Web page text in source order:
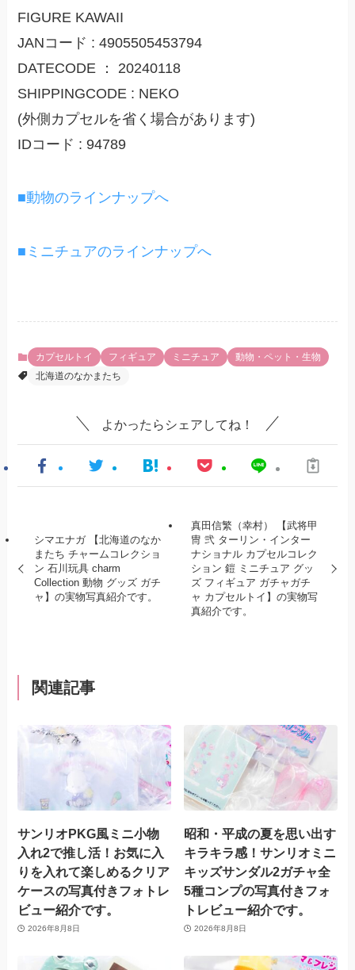
FIGURE KAWAII
JANコード : 4905505453794
DATECODE ： 20240118
SHIPPINGCODE : NEKO
(外側カプセルを省く場合があります)
IDコード : 94789
■動物のラインナップへ
■ミニチュアのラインナップへ
カプセルトイ フィギュア ミニチュア
動物・ペット・生物
北海道のなかまたち
よかったらシェアしてね！
シマエナガ 【北海道のなか
またち チャームコレクショ
ン 石川玩具 charm
Collection 動物 グッズ ガチ
ャ】の実物写真紹介です。
真田信繁（幸村） 【武将甲
冑 弐 ターリン・インター
ナショナル カプセルコレク
ション 鎧 ミニチュア グッ
ズ フィギュア ガチャガチ
ャ カプセルトイ】の実物写
真紹介です。
関連記事
サンリオPKG風ミニ小物
入れ2で推し活！お気に入
りを入れて楽しめるクリア
ケースの写真付きフォトレ
ビュー紹介です。
2026年8月8日
昭和・平成の夏を思い出す
キラキラ感！サンリオミニ
キッズサンダル2ガチャ全
5種コンプの写真付きフォ
トレビュー紹介です。
2026年8月8日